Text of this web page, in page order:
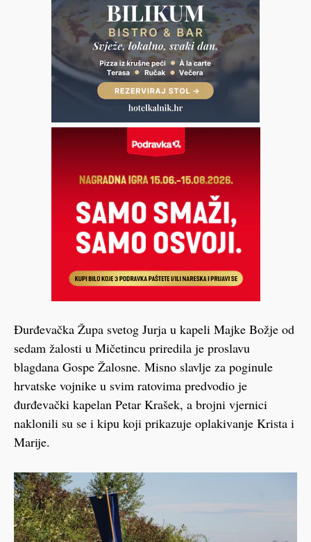
Đurđevačka Župa svetog Jurja u kapeli Majke Božje od
sedam žalosti u Mičetincu priredila je proslavu
blagdana Gospe Žalosne. Misno slavlje za poginule
hrvatske vojnike u svim ratovima predvodio je
đurđevački kapelan Petar Krašek, a brojni vjernici
naklonili su se i kipu koji prikazuje oplakivanje Krista i
Marije.